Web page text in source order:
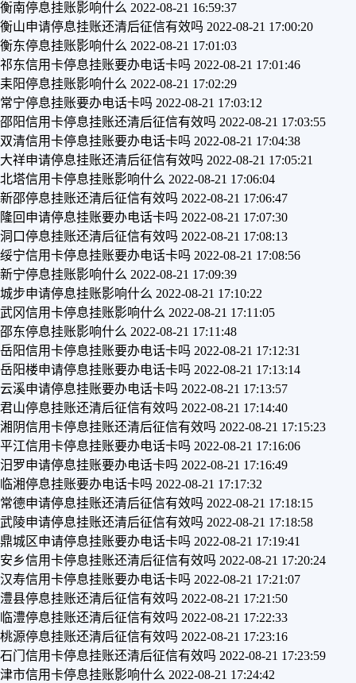
衡南停息挂账影响什么 2022-08-21 16:59:37
衡山申请停息挂账还清后征信有效吗 2022-08-21 17:00:20
衡东停息挂账影响什么 2022-08-21 17:01:03
祁东信用卡停息挂账要办电话卡吗 2022-08-21 17:01:46
耒阳停息挂账影响什么 2022-08-21 17:02:29
常宁停息挂账要办电话卡吗 2022-08-21 17:03:12
邵阳信用卡停息挂账还清后征信有效吗 2022-08-21 17:03:55
双清信用卡停息挂账要办电话卡吗 2022-08-21 17:04:38
大祥申请停息挂账还清后征信有效吗 2022-08-21 17:05:21
北塔信用卡停息挂账影响什么 2022-08-21 17:06:04
新邵停息挂账还清后征信有效吗 2022-08-21 17:06:47
隆回申请停息挂账要办电话卡吗 2022-08-21 17:07:30
洞口停息挂账还清后征信有效吗 2022-08-21 17:08:13
绥宁信用卡停息挂账要办电话卡吗 2022-08-21 17:08:56
新宁停息挂账影响什么 2022-08-21 17:09:39
城步申请停息挂账影响什么 2022-08-21 17:10:22
武冈信用卡停息挂账影响什么 2022-08-21 17:11:05
邵东停息挂账影响什么 2022-08-21 17:11:48
岳阳信用卡停息挂账要办电话卡吗 2022-08-21 17:12:31
岳阳楼申请停息挂账要办电话卡吗 2022-08-21 17:13:14
云溪申请停息挂账要办电话卡吗 2022-08-21 17:13:57
君山停息挂账还清后征信有效吗 2022-08-21 17:14:40
湘阴信用卡停息挂账还清后征信有效吗 2022-08-21 17:15:23
平江信用卡停息挂账要办电话卡吗 2022-08-21 17:16:06
汨罗申请停息挂账要办电话卡吗 2022-08-21 17:16:49
临湘停息挂账要办电话卡吗 2022-08-21 17:17:32
常德申请停息挂账还清后征信有效吗 2022-08-21 17:18:15
武陵申请停息挂账还清后征信有效吗 2022-08-21 17:18:58
鼎城区申请停息挂账要办电话卡吗 2022-08-21 17:19:41
安乡信用卡停息挂账还清后征信有效吗 2022-08-21 17:20:24
汉寿信用卡停息挂账要办电话卡吗 2022-08-21 17:21:07
澧县停息挂账还清后征信有效吗 2022-08-21 17:21:50
临澧停息挂账还清后征信有效吗 2022-08-21 17:22:33
桃源停息挂账还清后征信有效吗 2022-08-21 17:23:16
石门信用卡停息挂账还清后征信有效吗 2022-08-21 17:23:59
津市信用卡停息挂账影响什么 2022-08-21 17:24:42